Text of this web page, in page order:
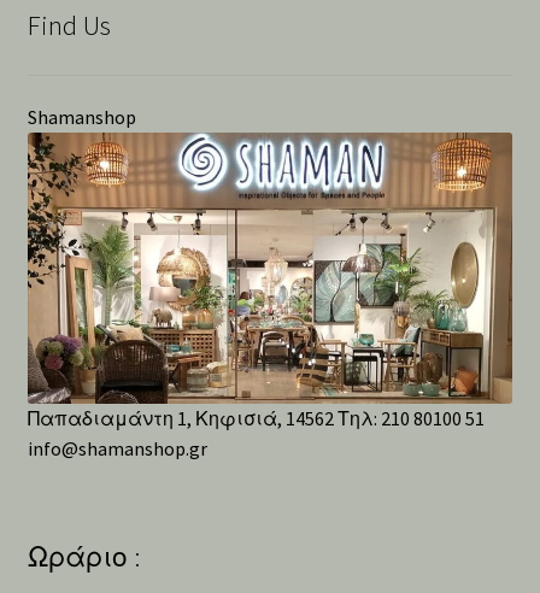
Find Us
Shamanshop
Παπαδιαμάντη 1, Κηφισιά, 14562 Τηλ: 210 80100 51
info@shamanshop.gr
Ωράριο :